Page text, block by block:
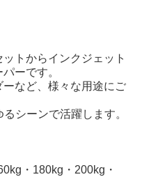
トからインクジェット
ーです。
など、様々な用途にご
シーンで活躍します。
・180kg・200kg・